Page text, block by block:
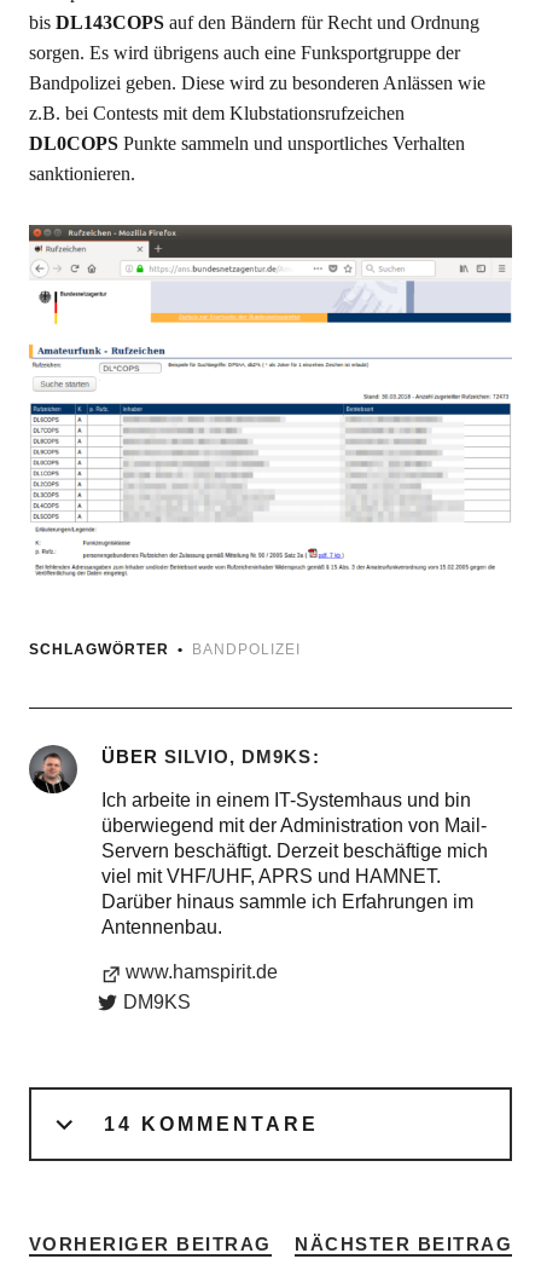
bis DL143COPSauf den Bändern für Recht und Ordnung
sorgen. Es wird übrigens auch eine Funksportgruppe der
Bandpolizei geben. Diese wird zu besonderen Anlässen wie
z.B. bei Contests mit dem Klubstationsrufzeichen
DL0COPSPunkte sammeln und unsportliches Verhalten
sanktionieren.
SCHLAGWÖRTER BANDPOLIZEI
ÜBER SILVIO, DM9KS
Ich arbeite in einem IT-Systemhaus und bin
überwiegend mit der Administration von Mail-
Servern beschäftigt. Derzeit beschäftige mich
viel mit VHF/UHF, APRS und HAMNET.
Darüber hinaus sammle ich Erfahrungen im
Antennenbau.
www.hamspirit.de
DM9KS
14 KOMMENTARE
VORHERIGER BEITRAG NÄCHSTER BEITRAG